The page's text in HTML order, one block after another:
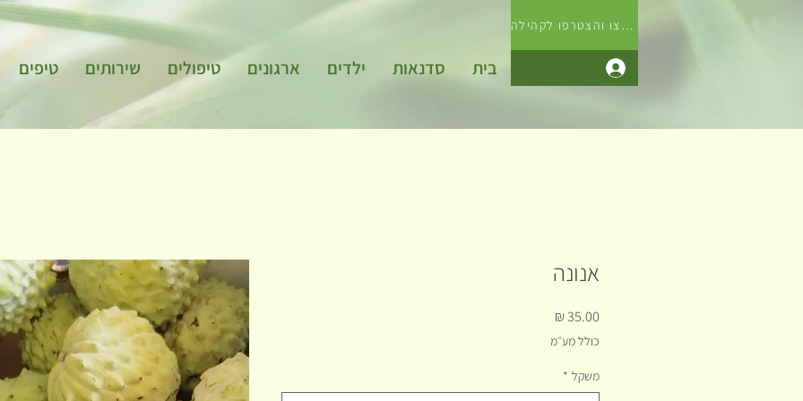
בית סדנאות ילדים ארגונים טיפולים שירותים טיפים
לחצו והצטרפו לקהילה
אנונה
כולל מע״מ
משקל *